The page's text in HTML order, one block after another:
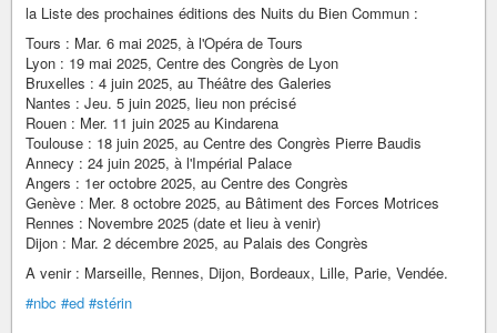
la Liste des prochaines éditions des Nuits du Bien Commun :
Tours : Mar. 6 mai 2025, à l'Opéra de Tours
Lyon : 19 mai 2025, Centre des Congrès de Lyon
Bruxelles : 4 juin 2025, au Théâtre des Galeries
Nantes : Jeu. 5 juin 2025, lieu non précisé
Rouen : Mer. 11 juin 2025 au Kindarena
Toulouse : 18 juin 2025, au Centre des Congrès Pierre Baudis
Annecy : 24 juin 2025, à l'Impérial Palace
Angers : 1er octobre 2025, au Centre des Congrès
Genève : Mer. 8 octobre 2025, au Bâtiment des Forces Motrices
Rennes : Novembre 2025 (date et lieu à venir)
Dijon : Mar. 2 décembre 2025, au Palais des Congrès
A venir : Marseille, Rennes, Dijon, Bordeaux, Lille, Parie, Vendée.
#nbc #ed #stérin